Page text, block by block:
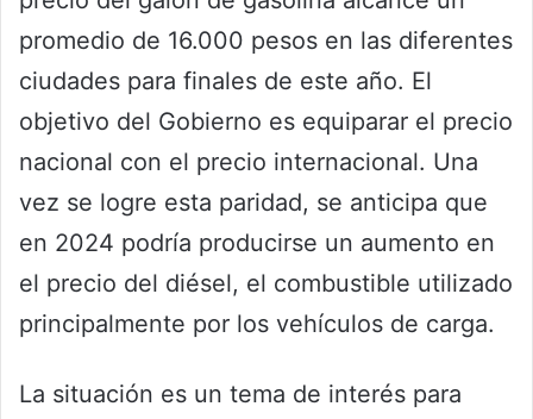
promedio de 16.000 pesos en las diferentes
ciudades para finales de este año. El
objetivo del Gobierno es equiparar el precio
nacional con el precio internacional. Una
vez se logre esta paridad, se anticipa que
en 2024 podría producirse un aumento en
el precio del diésel, el combustible utilizado
principalmente por los vehículos de carga.
La situación es un tema de interés para